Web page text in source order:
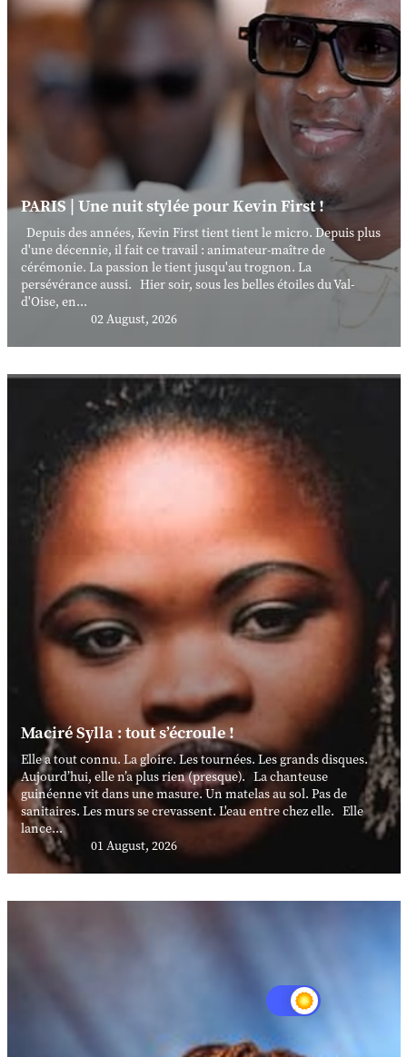
PARIS | Une nuit stylée pour Kevin First !
Depuis des années, Kevin First tient tient le micro. Depuis plus
d'une décennie, il fait ce travail : animateur-maître de
cérémonie. La passion le tient jusqu'au trognon. La
persévérance aussi. Hier soir, sous les belles étoiles du Val-
d'Oise, en...
02 August, 2026
Maciré Sylla : tout s’écroule !
Elle a tout connu. La gloire. Les tournées. Les grands disques.
Aujourd’hui, elle n’a plus rien (presque). La chanteuse
guinéenne vit dans une masure. Un matelas au sol. Pas de
sanitaires. Les murs se crevassent. L'eau entre chez elle. Elle
lance...
01 August, 2026